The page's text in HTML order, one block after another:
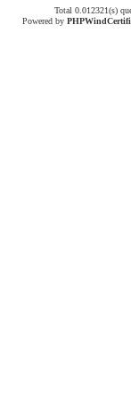
Total 0.012321(s)
Powered byPHPWind